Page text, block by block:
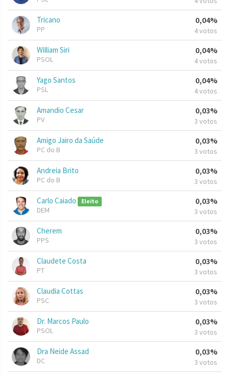
Tricano
PP
0,04%
4 votos
William Siri
PSOL
0,04%
4 votos
Yago Santos
PSL
0,04%
4 votos
Amandio Cesar
PV
0,03%
3 votos
Amigo Jairo da Saúde
PC do B
0,03%
3 votos
Andreia Brito
PC do B
0,03%
3 votos
Carlo Caiado Eleito
DEM
0,03%
3 votos
Cherem
PPS
0,03%
3 votos
Claudete Costa
PT
0,03%
3 votos
Claudia Cottas
PSC
0,03%
3 votos
Dr. Marcos Paulo
PSOL
0,03%
3 votos
Dra Neide Assad
DC
0,03%
3 votos